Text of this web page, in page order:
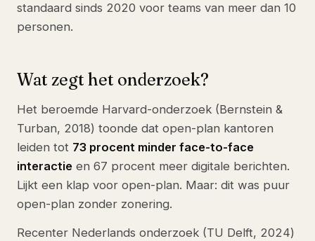
standaard sinds 2020 voor teams van meer dan 10
personen.
Wat zegt het onderzoek?
Het beroemde Harvard-onderzoek (Bernstein &
Turban, 2018) toonde dat open-plan kantoren
leiden tot 73 procent minder face-to-face
interactie en 67 procent meer digitale berichten.
Lijkt een klap voor open-plan. Maar: dit was puur
open-plan zonder zonering.
Recenter Nederlands onderzoek (TU Delft, 2024)